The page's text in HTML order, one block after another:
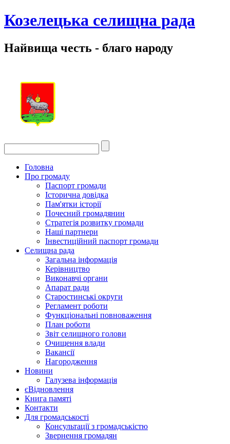
Козелецька селищна рада
Найвища честь - благо народу
Головна
Про громаду
Паспорт громади
Історична довідка
Пам'ятки історії
Почесний громадянин
Стратегія розвитку громади
Наші партнери
Інвестиційний паспорт громади
Селищна рада
Загальна інформація
Керівництво
Виконавчі органи
Апарат ради
Старостинські округи
Регламент роботи
Функціональні повноваження
План роботи
Звіт селищного голови
Очищення влади
Вакансії
Нагородження
Новини
Галузева інформація
єВідновлення
Книга памяті
Контакти
Для громадськості
Консультації з громадськістю
Звернення громадян